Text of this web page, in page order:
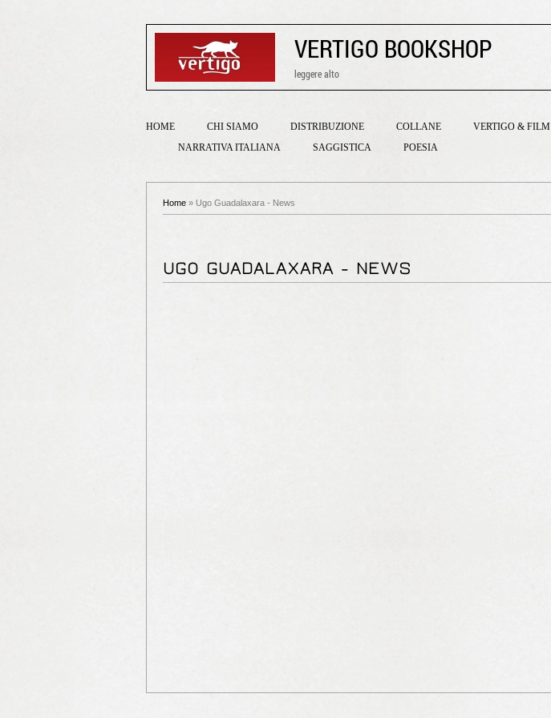
VERTIGO BOOKSHOP
leggere alto
HOME CHI SIAMO DISTRIBUZIONE COLLANE VERTIGO & FILM
NARRATIVA ITALIANA
SAGGISTICA POESIA
Home » Ugo Guadalaxara - News
UGO GUADALAXARA - NEWS